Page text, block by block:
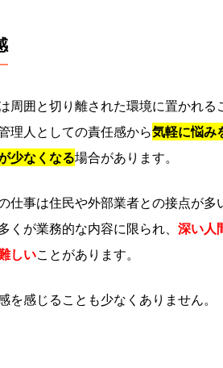
周囲と切り離された環境に置かれる
理人としての責任感から気軽に悩み
少なくなる場合があります。
仕事は住民や外部業者との接点が多
くが業務的な内容に限られ、 深い人
しいことがあります。
を感じることも少なくありません。